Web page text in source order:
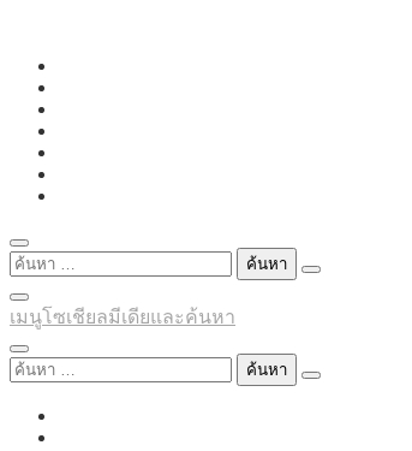
Skip
content
ค้นหา
สำหรับ:
เมนูโซเชียลมีเดียและค้นหา
ค้นหา